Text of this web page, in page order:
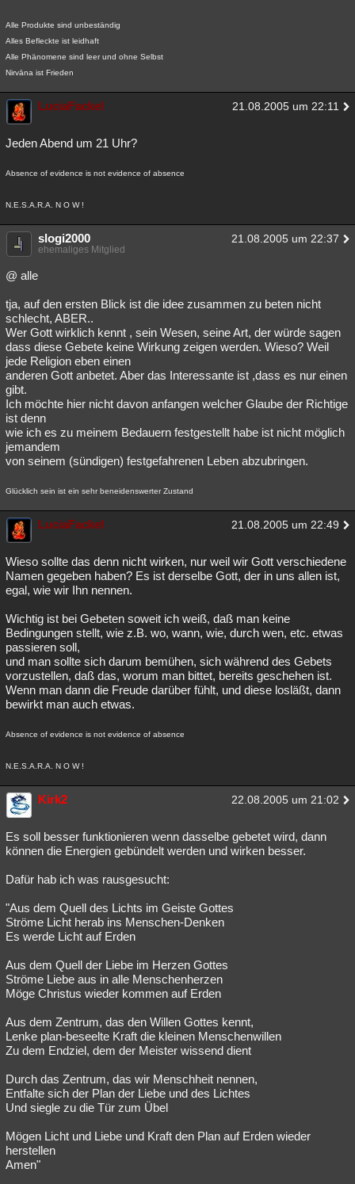
Alle Produkte sind unbeständig
Alles Befleckte ist leidhaft
Alle Phänomene sind leer und ohne Selbst
Nirvāna ist Frieden
LuciaFackel 21.08.2005 um 22:11
Jeden Abend um 21 Uhr?
Absence of evidence is not evidence of absence
N.E.S.A.R.A. N O W !
slogi2000 21.08.2005 um 22:37
ehemaliges Mitglied
@ alle
tja, auf den ersten Blick ist die idee zusammen zu beten nicht
schlecht, ABER..
Wer Gott wirklich kennt , sein Wesen, seine Art, der würde sagen
dass diese Gebete keine Wirkung zeigen werden. Wieso? Weil
jede Religion eben einen
anderen Gott anbetet. Aber das Interessante ist ,dass es nur einen
gibt.
Ich möchte hier nicht davon anfangen welcher Glaube der Richtige
ist denn
wie ich es zu meinem Bedauern festgestellt habe ist nicht möglich
jemandem
von seinem (sündigen) festgefahrenen Leben abzubringen.
Glücklich sein ist ein sehr beneidenswerter Zustand
LuciaFackel 21.08.2005 um 22:49
Wieso sollte das denn nicht wirken, nur weil wir Gott verschiedene
Namen gegeben haben? Es ist derselbe Gott, der in uns allen ist,
egal, wie wir Ihn nennen.
Wichtig ist bei Gebeten soweit ich weiß, daß man keine
Bedingungen stellt, wie z.B. wo, wann, wie, durch wen, etc. etwas
passieren soll,
und man sollte sich darum bemühen, sich während des Gebets
vorzustellen, daß das, worum man bittet, bereits geschehen ist.
Wenn man dann die Freude darüber fühlt, und diese losläßt, dann
bewirkt man auch etwas.
Absence of evidence is not evidence of absence
N.E.S.A.R.A. N O W !
Kirk2 22.08.2005 um 21:02
Es soll besser funktionieren wenn dasselbe gebetet wird, dann
können die Energien gebündelt werden und wirken besser.
Dafür hab ich was rausgesucht:
"Aus dem Quell des Lichts im Geiste Gottes
Ströme Licht herab ins Menschen-Denken
Es werde Licht auf Erden
Aus dem Quell der Liebe im Herzen Gottes
Ströme Liebe aus in alle Menschenherzen
Möge Christus wieder kommen auf Erden
Aus dem Zentrum, das den Willen Gottes kennt,
Lenke plan-beseelte Kraft die kleinen Menschenwillen
Zu dem Endziel, dem der Meister wissend dient
Durch das Zentrum, das wir Menschheit nennen,
Entfalte sich der Plan der Liebe und des Lichtes
Und siegle zu die Tür zum Übel
Mögen Licht und Liebe und Kraft den Plan auf Erden wieder
herstellen
Amen"